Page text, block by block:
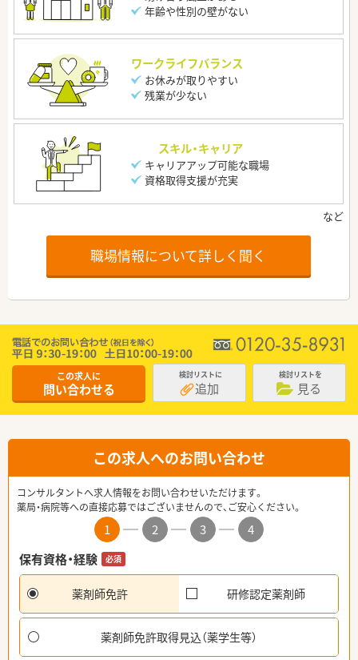
年齢や性別の壁がない
ワークライフバランス
お休みが取りやすい
残業が少ない
スキル・キャリア
キャリアアップ可能な職場
資格取得支援が充実
職場情報について詳しく聞く
この求人に
問い合わせる
検討リストに
追加
検討リストを
見る
この求人へのお問い合わせ
コンサルタントへ求人情報をお問い合わせいただけます。
薬局・病院等への直接応募ではございませんので、ご安心ください。
1 2 3
4
保有資格・経験
必須
薬剤師免許 研修認定薬剤師
薬剤師免許取得見込（薬学生等）